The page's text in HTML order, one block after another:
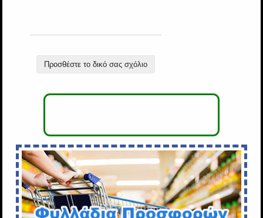
Προσθέστε το δικό σας σχόλιο